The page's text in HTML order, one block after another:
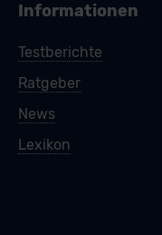
Informationen
Testberichte
Ratgeber
News
Lexikon